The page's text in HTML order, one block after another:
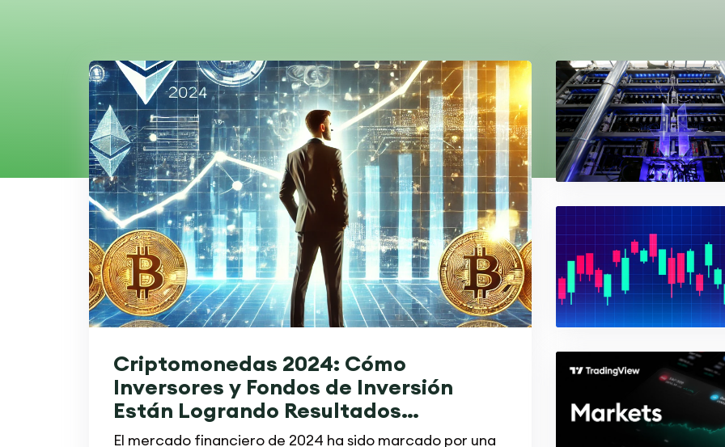
Criptomonedas 2024: Cómo
Inversores y Fondos de Inversión
Están Logrando Resultados
Excepcionales
El mercado financiero de 2024 ha sido marcado por una